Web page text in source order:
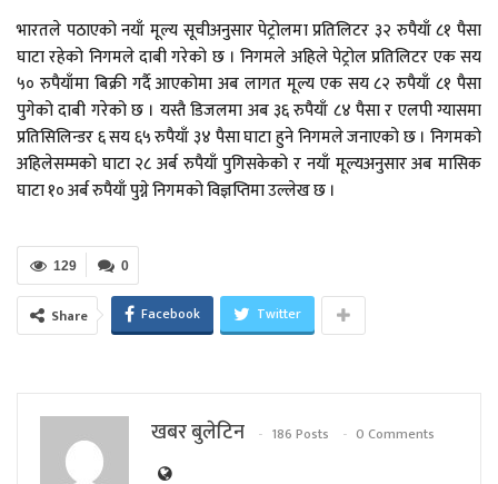
भारतले पठाएको नयाँ मूल्य सूचीअनुसार पेट्रोलमा प्रतिलिटर ३२ रुपैयाँ ८१ पैसा
घाटा रहेको निगमले दाबी गरेको छ । निगमले अहिले पेट्रोल प्रतिलिटर एक सय
५० रुपैयाँमा बिक्री गर्दै आएकोमा अब लागत मूल्य एक सय ८२ रुपैयाँ ८१ पैसा
पुगेको दाबी गरेको छ । यस्तै डिजलमा अब ३६ रुपैयाँ ८४ पैसा र एलपी ग्यासमा
प्रतिसिलिन्डर ६ सय ६५ रुपैयाँ ३४ पैसा घाटा हुने निगमले जनाएको छ । निगमको
अहिलेसम्मको घाटा २८ अर्ब रुपैयाँ पुगिसकेको र नयाँ मूल्यअनुसार अब मासिक
घाटा १० अर्ब रुपैयाँ पुग्ने निगमको विज्ञप्तिमा उल्लेख छ ।
0
129
Share Facebook Twitter
खबर बुलेटिन 186 Posts 0 Comments